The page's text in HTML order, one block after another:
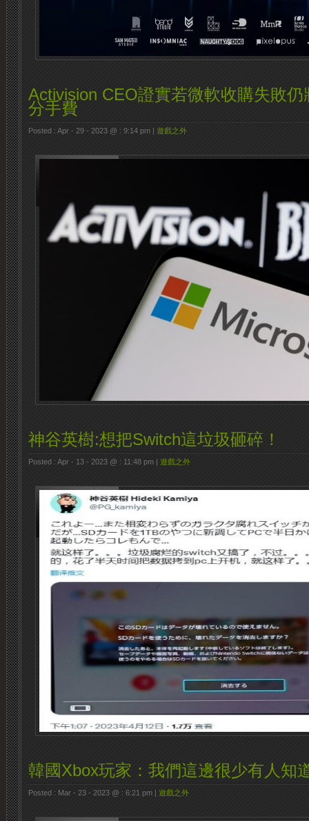
Activision CEO證實若微軟收購失敗
分手費
Posted : Apr - 29 - 2023 @ : 9:14 pm | 遊戲之外
神谷英樹:想把Switch這垃圾砸碎！
Posted : Apr - 13 - 2023 @ : 11:48 pm | 遊戲之外
韓國Xbox玩家：我們這邊很少有人知
Posted : Mar - 23 - 2023 @ : 6:21 pm | 遊戲之外